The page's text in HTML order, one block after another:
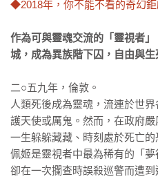
◆2018年，你不能不看的奇幻鉅
作為可與靈魂交流的「靈視者
城，成為異族階下囚，自由與
二○五九年，倫敦。
人類死後成為靈魂，流連於世
護天使或厲鬼。然而，在政府
一生躲躲藏藏、時刻處於死亡的
佩姬是靈視者中最為稀有的「
卻在一次攔查時誤殺巡警而遭